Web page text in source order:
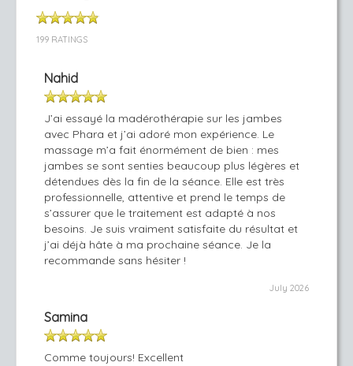
199 RATINGS
Nahid
J’ai essayé la madérothérapie sur les jambes
avec Phara et j’ai adoré mon expérience. Le
massage m’a fait énormément de bien : mes
jambes se sont senties beaucoup plus légères et
détendues dès la fin de la séance. Elle est très
professionnelle, attentive et prend le temps de
s’assurer que le traitement est adapté à nos
besoins. Je suis vraiment satisfaite du résultat et
j’ai déjà hâte à ma prochaine séance. Je la
recommande sans hésiter !
July 2026
Samina
Comme toujours! Excellent